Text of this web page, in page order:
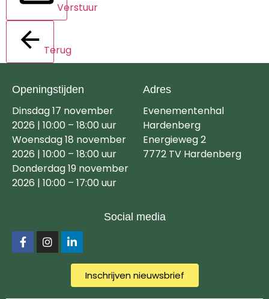
Verstuur
Terug
Openingstijden
Dinsdag 17 november
2026 | 10:00 – 18:00 uur
Woensdag 18 november
2026 | 10:00 – 18:00 uur
Donderdag 19 november
2026 | 10:00 – 17:00 uur
Adres
Evenementenhal
Hardenberg
Energieweg 2
7772 TV Hardenberg
Social media
Inschrijven nieuwsbrief